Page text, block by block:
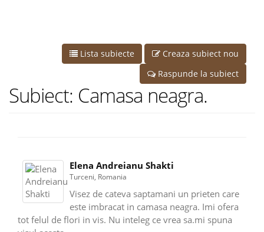
Lista subiecte
Creaza subiect nou
Raspunde la subiect
Subiect: Camasa neagra.
Elena Andreianu Shakti
Turceni, Romania
Visez de cateva saptamani un prieten care
este imbracat in camasa neagra. Imi ofera
tot felul de flori in vis. Nu inteleg ce vrea sa.mi spuna